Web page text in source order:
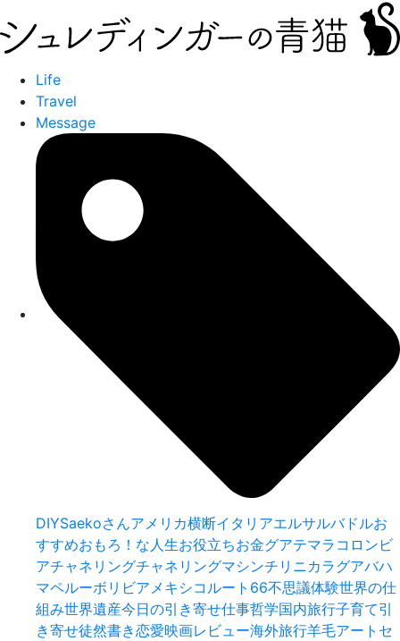
Life
Travel
Message
DIYSaekoさんアメリカ横断イタリアエルサルバドルお
すすめおもろ！な人生お役立ちお金グアテマラ コロンビ
アチャネリングチャネリングマシンチリ ニカラグアバハ
マペルーボリビア メキシコ ルート66不思議体験世界の仕
組み世界遺産今日の引き寄せ仕事哲学国内旅行子育て引
き寄せ徒然書き恋愛映画レビュー海外旅行羊毛アートセ